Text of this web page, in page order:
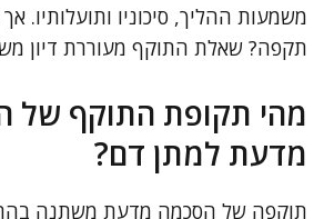
משמעות ההליך, סיכוניו ותועלותיו.
תקפה? שאלת התוקף מעוררת דיון
מהי תקופת התוקף של
מדעת למתן דם?
תוקפה של הסכמה מדעת משתנה